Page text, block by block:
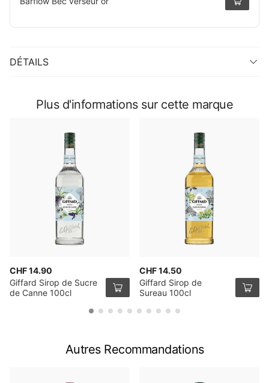
DÉTAILS
Plus d'informations sur cette marque
CHF 14.90
Giffard Sirop de Sucre
de Canne 100cl
CHF 14.50
Giffard Sirop de
Sureau 100cl
Autres Recommandations